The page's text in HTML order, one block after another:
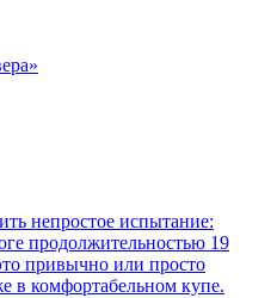
непростое испытание:
продолжительностью 19
привычно или просто
в комфортабельном купе.